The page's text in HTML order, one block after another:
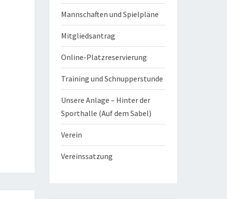
Mannschaften und Spielpläne
Mitgliedsantrag
Online-Platzreservierung
Training und Schnupperstunde
Unsere Anlage – Hinter der
Sporthalle (Auf dem Sabel)
Verein
Vereinssatzung